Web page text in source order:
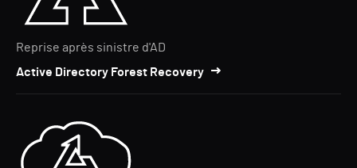
Reprise après sinistre d'AD
Active Directory Forest Recovery